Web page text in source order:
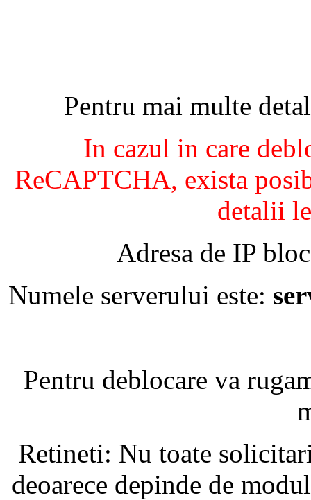
Pentru mai multe
In cazul in care
ReCAPTCHA, exista
detalii
Adresa de IP
Numele serverului este:
Pentru deblocare va
Retineti: Nu toate
deoarece depinde de